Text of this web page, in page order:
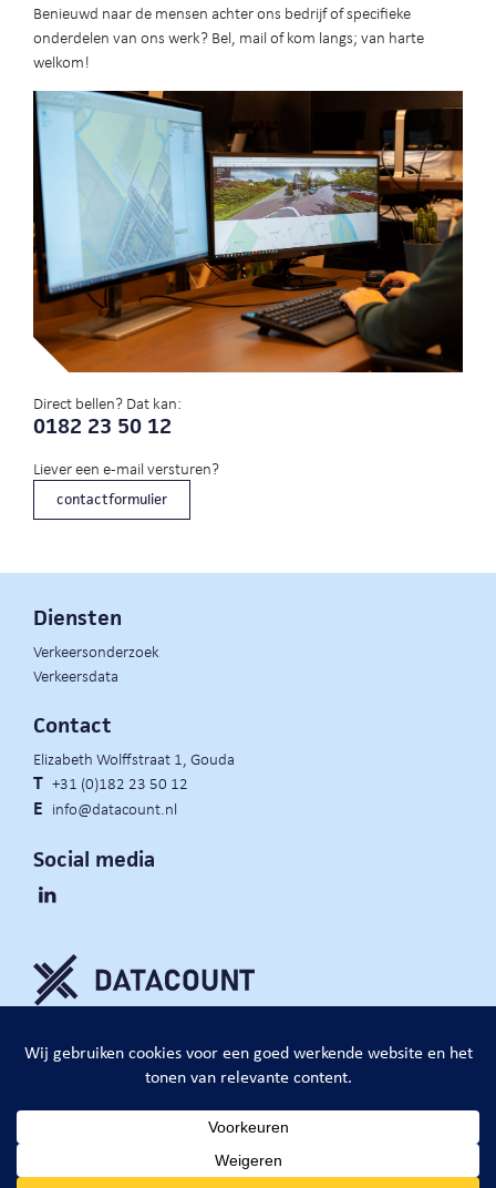
Benieuwd naar de mensen achter ons bedrijf of specifieke
onderdelen van ons werk? Bel, mail of kom langs; van harte
welkom!
Direct bellen? Dat kan:
0182 23 50 12
Liever een e-mail versturen?
contactformulier
Diensten
Verkeersonderzoek
Verkeersdata
Contact
Elizabeth Wolffstraat 1, Gouda
T +31 (0)182 23 50 12
E info@datacount.nl
Social media
website door:DataCount B.V.
cookie notice